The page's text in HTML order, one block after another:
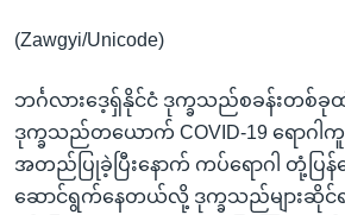
သို့
ကျော်
(Zawgyi/Unicode)
ဘင်္ဂလားဒေ့ရှ်နိုင်ငံ ဒုက္ခသည်စခန်းတစ်ခု
ဒုက္ခသည်တယောက် COVID-19 ရောဂ
အတည်ပြုခဲ့ပြီးနောက် ကပ်ရောဂါ တုံ့ပြန်
ဆောင်ရွက်နေတယ်လို့ ဒုက္ခသည်များဆိုင်